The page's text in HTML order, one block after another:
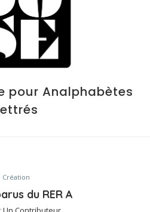
pour Analphabètes
Création
du RER A